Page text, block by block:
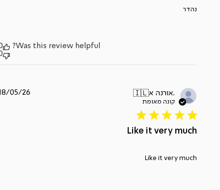
נהדר
Was this review helpful?
🇮🇱 אורנה א.
Like it very much
Like it very much
תאריך05/26